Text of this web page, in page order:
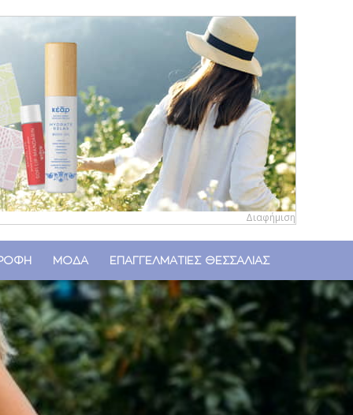
Διαφήμιση
ΜΟΔΑ ΕΠΑΓΓΕΛΜΑΤΙΕΣ ΘΕΣΣΑΛΙΑΣ